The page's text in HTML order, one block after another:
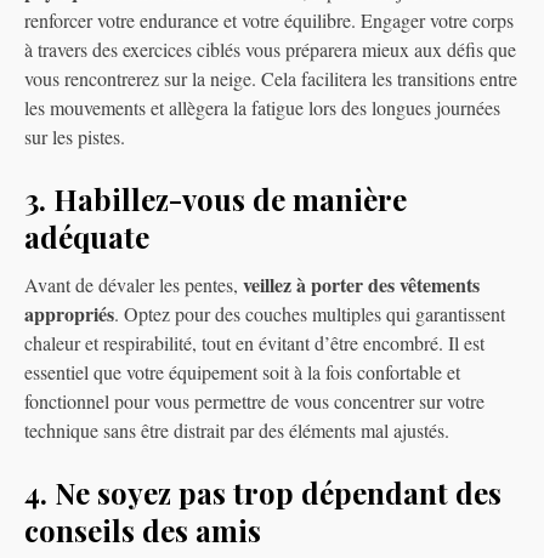
renforcer votre endurance et votre équilibre. Engager votre corps
à travers des exercices ciblés vous préparera mieux aux défis que
vous rencontrerez sur la neige. Cela facilitera les transitions entre
les mouvements et allègera la fatigue lors des longues journées
sur les pistes.
3. Habillez-vous de manière
adéquate
Avant de dévaler les pentes, veillez à porter des vêtements
appropriés. Optez pour des couches multiples qui garantissent
chaleur et respirabilité, tout en évitant d’être encombré. Il est
essentiel que votre équipement soit à la fois confortable et
fonctionnel pour vous permettre de vous concentrer sur votre
technique sans être distrait par des éléments mal ajustés.
4. Ne soyez pas trop dépendant des
conseils des amis